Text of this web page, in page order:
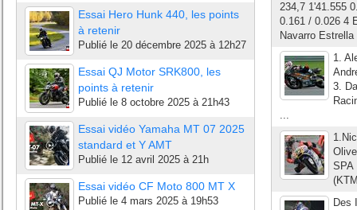
Essai Hero Hunk 440, les points
à retenir
Publié le 20 décembre 2025 à 12h27
Essai QJ Motor SRK800, les
points à retenir
Publié le 8 octobre 2025 à 21h43
Essai vidéo Yamaha MT 07 2025
standard et Y AMT
Publié le 12 avril 2025 à 21h
Essai vidéo CF Moto 800 MT X
Publié le 4 mars 2025 à 19h53
234,7 1'41.555
0.161 / 0.026 4
Navarro
1.
3.
...
SPA
Des